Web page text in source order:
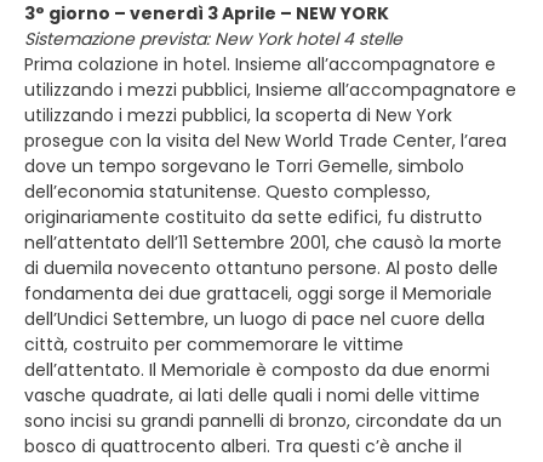
3° giorno – venerdì 3 Aprile – NEW YORK
Sistemazione prevista: New York hotel 4 stelle
Prima colazione in hotel. Insieme all’accompagnatore e
utilizzando i mezzi pubblici, Insieme all’accompagnatore e
utilizzando i mezzi pubblici, la scoperta di New York
prosegue con la visita del New World Trade Center, l’area
dove un tempo sorgevano le Torri Gemelle, simbolo
dell’economia statunitense. Questo complesso,
originariamente costituito da sette edifici, fu distrutto
nell’attentato dell’11 Settembre 2001, che causò la morte
di duemila novecento ottantuno persone. Al posto delle
fondamenta dei due grattaceli, oggi sorge il Memoriale
dell’Undici Settembre, un luogo di pace nel cuore della
città, costruito per commemorare le vittime
dell’attentato. Il Memoriale è composto da due enormi
vasche quadrate, ai lati delle quali i nomi delle vittime
sono incisi su grandi pannelli di bronzo, circon­date da un
bosco di quattrocento alberi. Tra questi c’è anche il